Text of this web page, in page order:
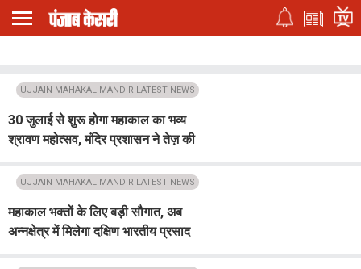
UJJAIN MAHAKAL MANDIR LATEST NEWS
30 जुलाई से शुरू होगा महाकाल का भव्य
श्रावण महोत्सव, मंदिर प्रशासन ने तेज़ की
UJJAIN MAHAKAL MANDIR LATEST NEWS
महाकाल भक्तों के लिए बड़ी सौगात, अब
अन्नक्षेत्र में मिलेगा दक्षिण भारतीय प्रसाद